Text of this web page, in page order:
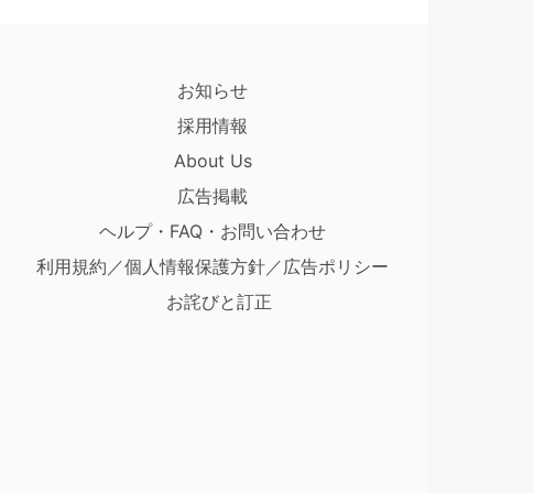
お知らせ
採用情報
About Us
広告掲載
ヘルプ・FAQ・お問い合わせ
利用規約／個人情報保護方針／広告ポリシー
お詫びと訂正